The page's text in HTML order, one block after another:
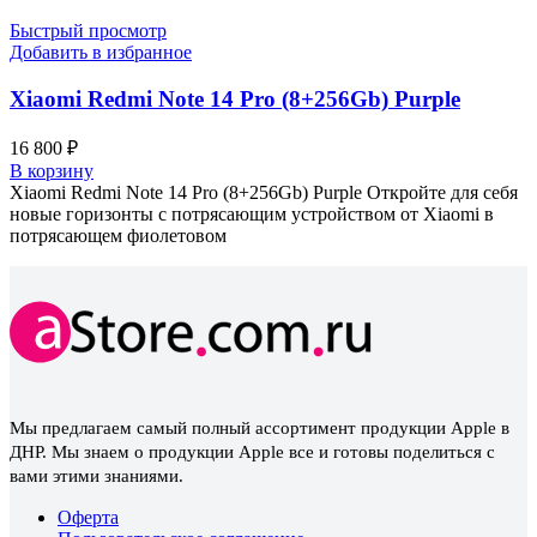
Быстрый просмотр
Добавить в избранное
Xiaomi Redmi Note 14 Pro (8+256Gb) Purple
16 800 ₽
В корзину
Xiaomi Redmi Note 14 Pro (8+256Gb) Purple Откройте для себя
новые горизонты с потрясающим устройством от Xiaomi в
потрясающем фиолетовом
Мы предлагаем самый полный ассортимент продукции Apple в
ДНР. Мы знаем о продукции Apple все и готовы поделиться с
вами этими знаниями.
Оферта